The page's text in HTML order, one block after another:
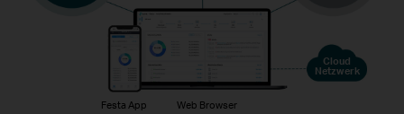
Festa App Web Browser
Cloud
Netzwerk